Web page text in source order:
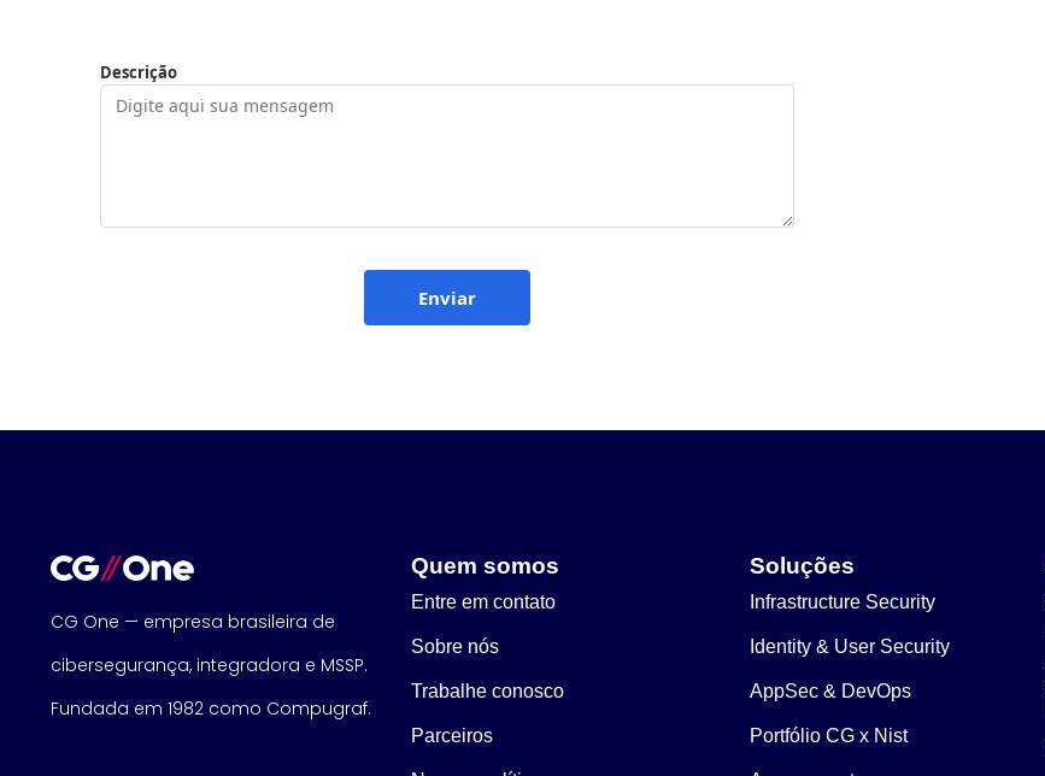
Descrição
Enviar
CG One — empresa brasileira de
cibersegurança, integradora e MSSP.
Fundada em 1982 como Compugraf.
Quem somos
Entre em contato
Sobre nós
Trabalhe conosco
Parceiros
Soluções
Infrastructure Security
Identity & User Security
AppSec & DevOps
Portfólio CG x Nist